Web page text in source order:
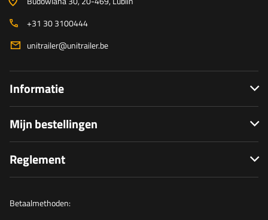
+31 30 3100444
unitrailer@unitrailer.be
Informatie
Mijn bestellingen
Reglement
Betaalmethoden: